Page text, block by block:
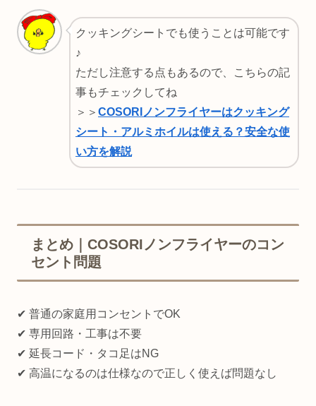
クッキングシートでも使うことは可能です
♪
ただし注意する点もあるので、こちらの記
事もチェックしてね
＞＞ COSORIノンフライヤーはクッキング
シート・アルミホイルは使える？安全な使
い方を解説
まとめ｜COSORIノンフライヤーのコン
セント問題
✔ 普通の家庭用コンセントでOK
✔ 専用回路・工事は不要
✔ 延長コード・タコ足はNG
✔ 高温になるのは仕様なので正しく使えば問題なし